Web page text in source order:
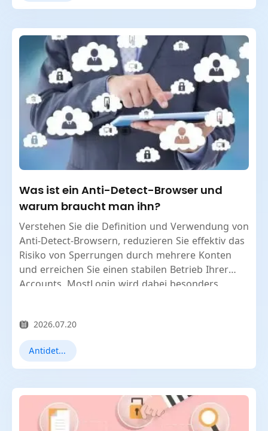
Was ist ein Anti-Detect-Browser und
warum braucht man ihn?
Verstehen Sie die Definition und Verwendung von
Anti-Detect-Browsern, reduzieren Sie effektiv das
Risiko von Sperrungen durch mehrere Konten
und erreichen Sie einen stabilen Betrieb Ihrer
Accounts. MostLogin wird dabei besonders
2026.07.20
Antidetect-Browser